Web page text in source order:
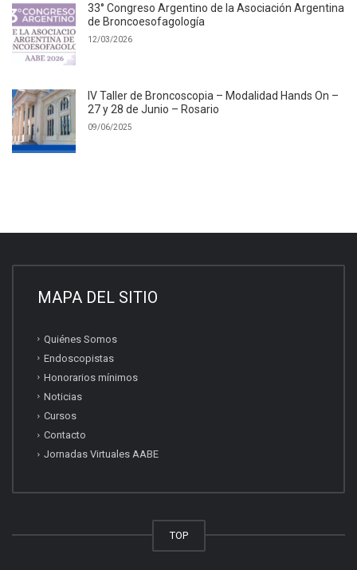
33° Congreso Argentino de la Asociación Argentina
de Broncoesofagología
12/03/2026
IV Taller de Broncoscopia – Modalidad Hands On –
27 y 28 de Junio – Rosario
09/06/2025
MAPA DEL SITIO
Quiénes Somos
Endoscopistas
Honorarios mínimos
Noticias
Cursos
Contacto
Jornadas Virtuales AABE
TOP